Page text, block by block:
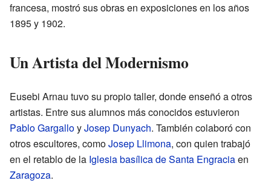
francesa, mostró sus obras en exposiciones en los años
1895 y 1902.
Un Artista del Modernismo
Eusebi Arnau tuvo su propio taller, donde enseñó a otros
artistas. Entre sus alumnos más conocidos estuvieron
Pablo GargalloyJosep Dunyach. También colaboró con
otros escultores, comoJosep Llimona, con quien trabajó
en el retablo de la Iglesia basílica de Santa Engraciaen
Zaragoza.